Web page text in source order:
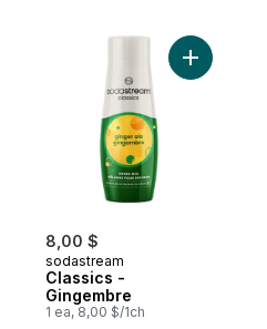
8,00 $
sodastream
Classics -
Gingembre
1 ea, 8,00 $/1ch
Ajouter